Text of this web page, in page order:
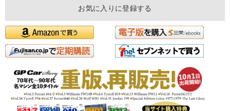
お気に入りに登録する